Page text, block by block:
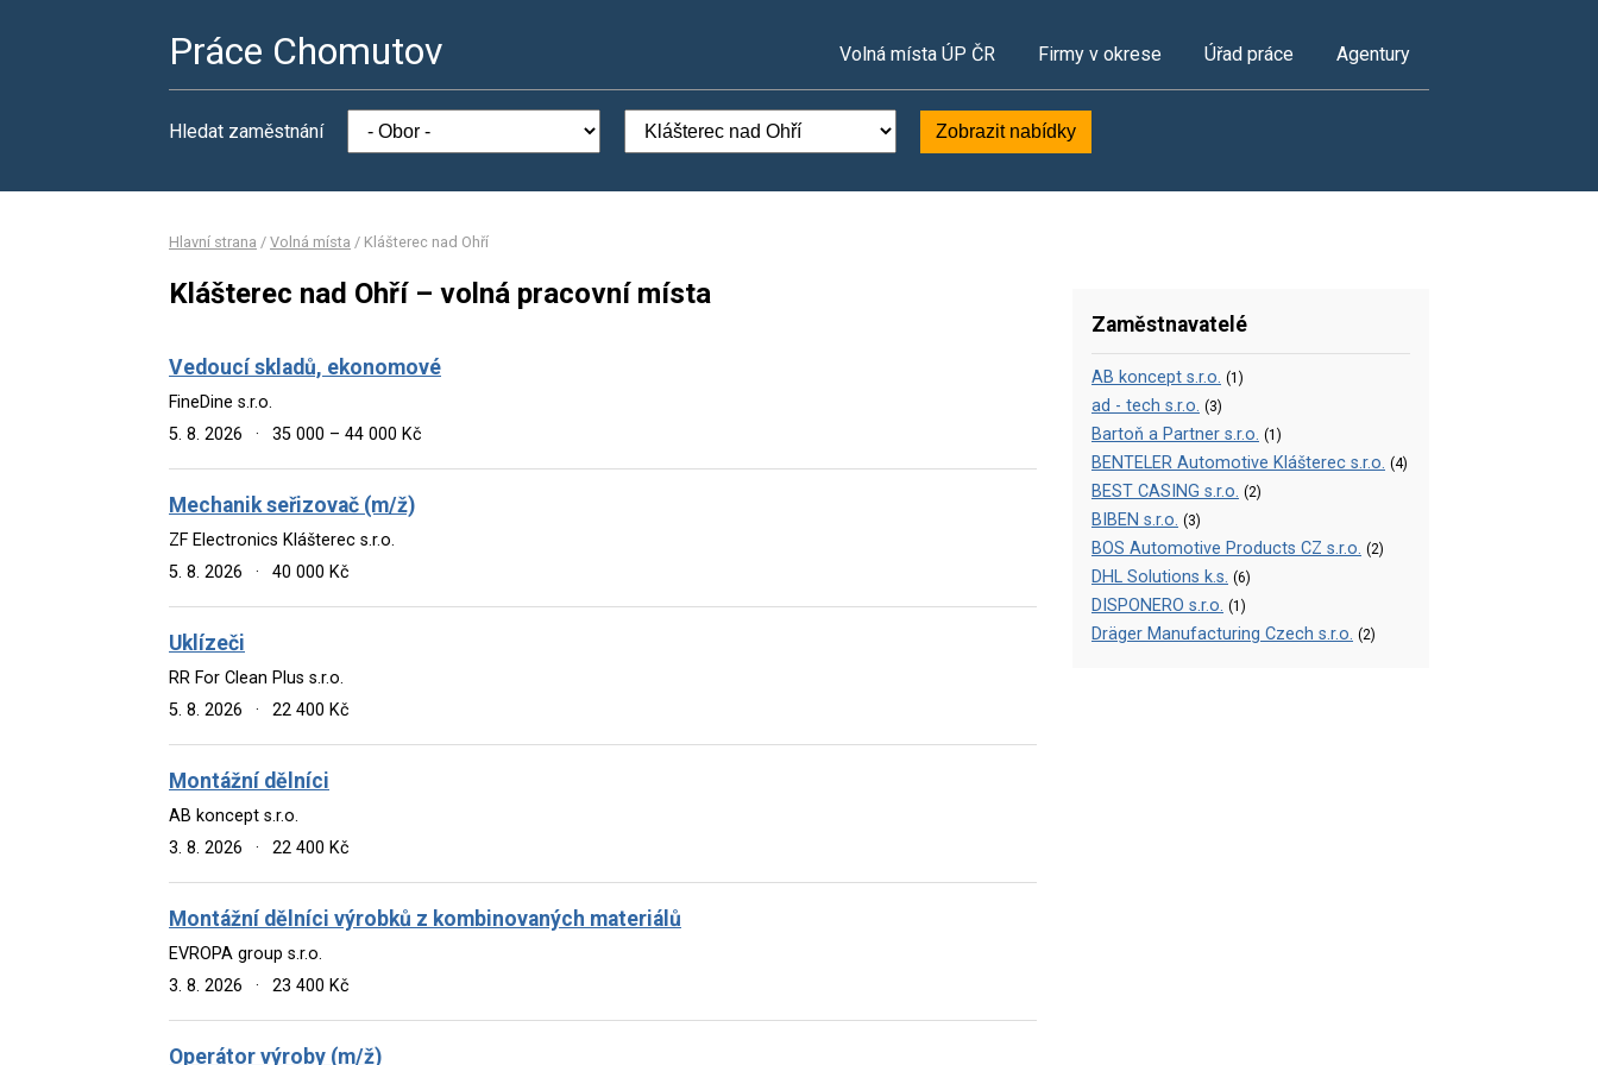
Práce Chomutov Volná místa ÚP ČR Firmy v okrese Úřad práce Agentury
Hledat zaměstnání Zobrazit nabídky
Hlavní strana / Volná místa / Klášterec nad Ohří
Klášterec nad Ohří – volná pracovní místa
Vedoucí skladů, ekonomové
FineDine s.r.o.
5. 8. 2026
· 35 000 – 44 000 Kč
Mechanik seřizovač (m/ž)
ZF Electronics Klášterec s.r.o.
5. 8. 2026
· 40 000 Kč
Uklízeči
RR For Clean Plus s.r.o.
5. 8. 2026
· 22 400 Kč
Montážní dělníci
AB koncept s.r.o.
3. 8. 2026
· 22 400 Kč
Montážní dělníci výrobků z kombinovaných materiálů
EVROPA group s.r.o.
3. 8. 2026
· 23 400 Kč
Operátor výroby (m/ž)
Zaměstnavatelé
AB koncept s.r.o. (1)
ad - tech s.r.o. (3)
Bartoň a Partner s.r.o. (1)
BENTELER Automotive Klášterec s.r.o. (4)
BEST CASING s.r.o. (2)
BIBEN s.r.o. (3)
BOS Automotive Products CZ s.r.o. (2)
DHL Solutions k.s. (6)
DISPONERO s.r.o. (1)
Dräger Manufacturing Czech s.r.o. (2)